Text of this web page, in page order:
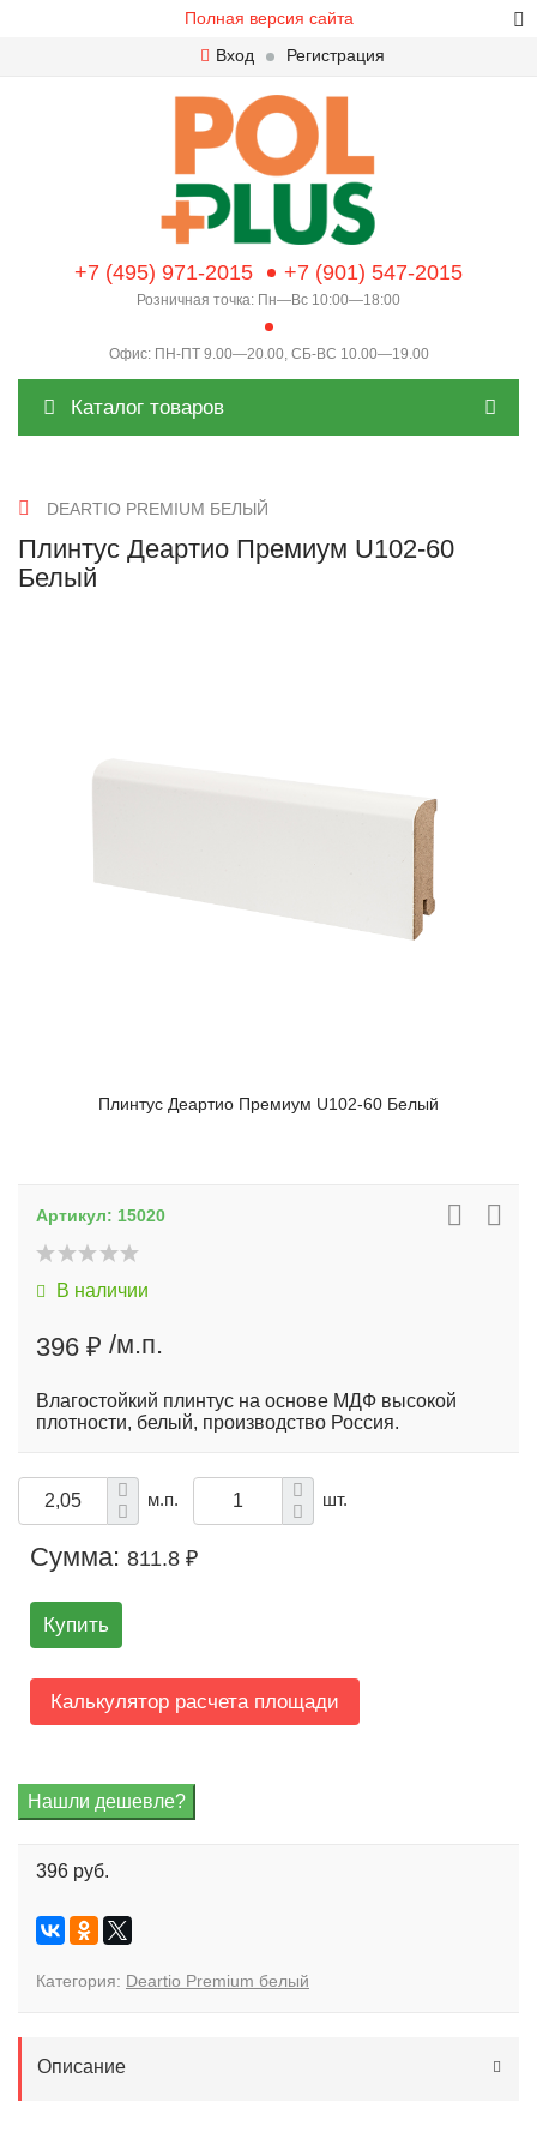
Полная версия сайта
Вход
Регистрация
+7 (495) 971-2015 +7 (901) 547-2015
Розничная точка: Пн—Вс 10:00—18:00
Офис: ПН-ПТ 9.00—20.00, СБ-ВС 10.00—19.00
Каталог товаров
DEARTIO PREMIUM БЕЛЫЙ
Плинтус Деартио Премиум U102-60
Белый
Плинтус Деартио Премиум U102-60 Белый
Артикул: 15020
В наличии
396 ₽ /м.п.
Влагостойкий плинтус на основе МДФ высокой
плотности, белый, производство Россия.
м.п. шт.
Сумма: 811.8 ₽
Купить
Калькулятор расчета площади
396 руб.
Категория: Deartio Premium белый
Описание